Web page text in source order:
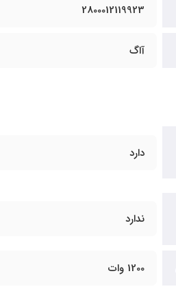
2800012119923
آاگ
دارد
ندارد
1200 وات